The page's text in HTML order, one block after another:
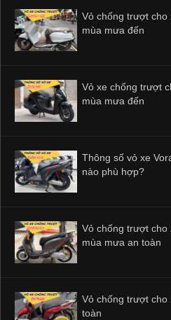
Vỏ chống trượt cho
mùa mưa đến
Vỏ xe chống trượt
mùa mưa đến
Thông số vỏ xe
nào phù hợp?
Vỏ chống trượt cho
mùa mưa an toàn
Vỏ chống trượt cho
toàn